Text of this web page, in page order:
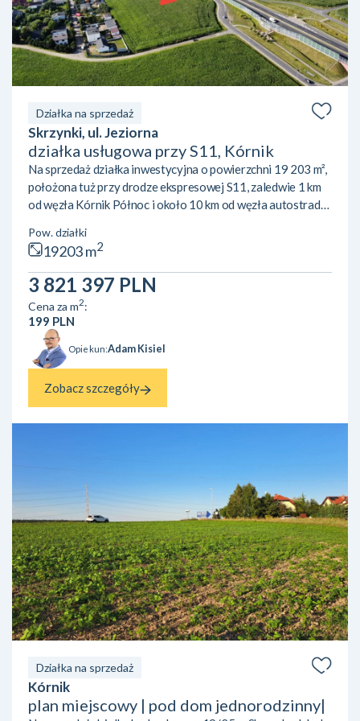
Działka na sprzedaż
Skrzynki, ul. Jeziorna
działka usługowa przy S11, Kórnik
Na sprzedaż działka inwestycyjna o powierzchni 19 203 m²,
położona tuż przy drodze ekspresowej S11, zaledwie 1 km
od węzła Kórnik Północ i około 10 km od węzła autostrady
ekspozycja – teren doskonale widoczny z S11, co
gwarantuje wyjątkową czytelność lokalizacji dla przyszłej
działalności. Działka objęta jest miejscowym planem
zagospodarowania przestrzennego (symbol U/P), który
pozwala na szerokie możliwości inwestycyjne: zabudowę
us...
Pow. działki
19203 m2
3 821 397 PLN
Cena za m2:
199 PLN
Opiekun:Adam Kisiel
Zobacz szczegóły
Działka na sprzedaż
Kórnik
plan miejscowy | pod dom jednorodzinny|